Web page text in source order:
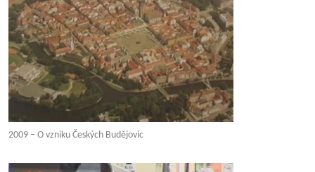
2009 – O vzniku Českých Budějovic